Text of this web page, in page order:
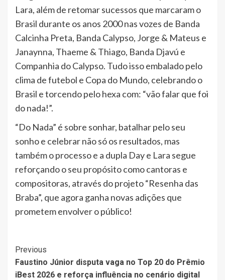
Lara, além de retomar sucessos que marcaram o
Brasil durante os anos 2000 nas vozes de Banda
Calcinha Preta, Banda Calypso, Jorge & Mateus e
Janaynna, Thaeme & Thiago, Banda Djavú e
Companhia do Calypso. Tudo isso embalado pelo
clima de futebol e Copa do Mundo, celebrando o
Brasil e torcendo pelo hexa com: “vão falar que foi
do nada!”.
“Do Nada” é sobre sonhar, batalhar pelo seu
sonho e celebrar não só os resultados, mas
também o processo e a dupla Day e Lara segue
reforçando o seu propósito como cantoras e
compositoras, através do projeto “Resenha das
Braba”, que agora ganha novas adições que
prometem envolver o público!
Post
Navigation
Previous
Faustino Júnior disputa vaga no Top 20 do Prêmio
iBest 2026 e reforça influência no cenário digital